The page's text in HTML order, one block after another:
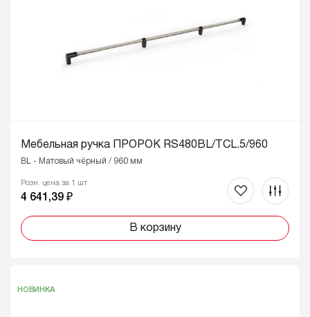
Мебельная ручка ПРОРОК RS480BL/TCL.5/960
BL - Матовый чёрный / 960 мм
Розн. цена за 1 шт
4 641,39 ₽
В корзину
НОВИНКА